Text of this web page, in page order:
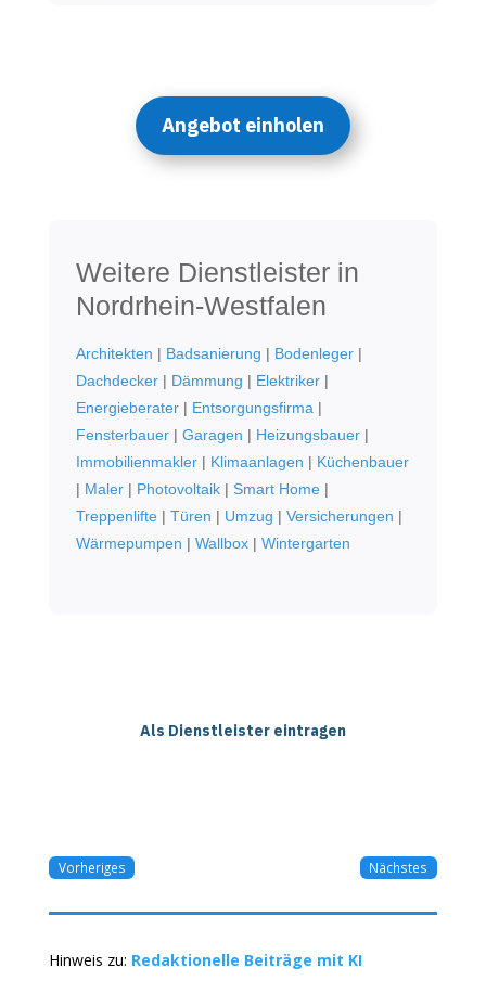
Angebot einholen
Weitere Dienstleister in
Nordrhein-Westfalen
Architekten | Badsanierung | Bodenleger|
Dachdecker| Dämmung | Elektriker|
Energieberater| Entsorgungsfirma |
Fensterbauer| Garagen | Heizungsbauer|
Immobilienmakler| Klimaanlagen | Küchenbauer
| Maler| Photovoltaik| Smart Home|
Treppenlifte| Türen | Umzug | Versicherungen |
Wärmepumpen | Wallbox| Wintergarten
Als Dienstleister eintragen
Vorheriges Nächstes
Hinweis zu: Redaktionelle Beiträge mit KI